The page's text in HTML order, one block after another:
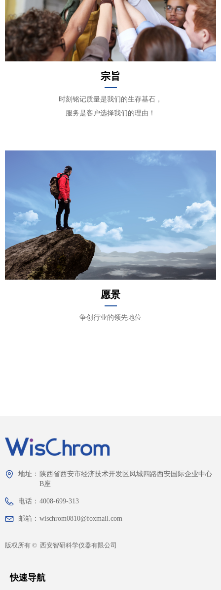
宗旨
时刻铭记质量是我们的生存基石，
服务是客户选择我们的理由！
愿景
争创行业的领先地位
版权所有 © 西安智研科学仪器有限公司
地址： 陕西省西安市经济技术开发区凤城四路西安国际企业中心
B座
电话： 4008-699-313
邮箱： wischrom0810@foxmail.com
快速导航